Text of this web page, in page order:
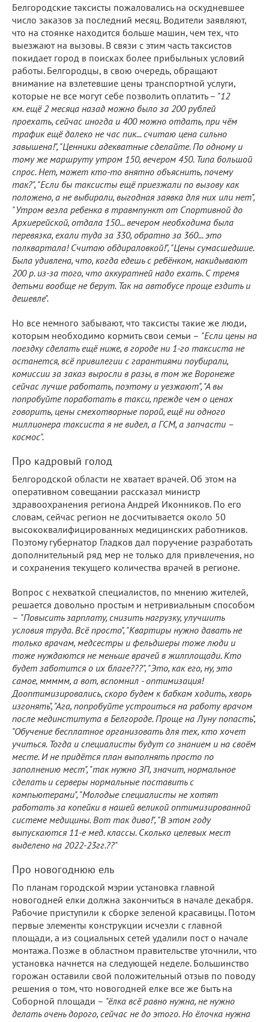
Белгородские таксисты пожаловались на оскудневшее
число заказов за последний месяц. Водители заявляют,
что на стоянке находится больше машин, чем тех, что
выезжают на вызовы. В связи с этим часть таксистов
покидает город в поисках более прибыльных условий
работы. Белгородцы, в свою очередь, обращают
внимание на взлетевшие цены транспортной услуги,
которые не все могут себе позволить оплатить – "12
км. ещё 2 месяца назад можно было за 200 рублей
проехать, сейчас иногда и 400 можно отдать, при чём
трафик ещё далеко не час пик... считаю цена сильно
завышена!", "Ценники адекватные сделайте. По одному и
тому же маршруту утром 150, вечером 450. Типа большой
спрос. Нет, может кто-то внятно объяснить, почему
так?", "Если бы таксисты ещё приезжали по вызову как
положено, а не выбирали, выгодная заявка для них или нет",
"Утром везла ребенка в травмпункт от Спортивной до
Архиерейской, отдала 150... вечером необходима была
перевязка, ехали туда за 330, обратно за 360... это
полквартала! Считаю обдираловкой!", "Цены сумасшедшие.
Была удивлена, что, когда едешь с ребёнком, накидывают
200 р. из-за того, что аккуратней надо ехать. С тремя
детьми вообще не берут. Так на автобусе проще ездить и
дешевле".
Но все немного забывают, что таксисты такие же люди,
которым необходимо кормить свои семьи – "Если цены на
поездку сделать ещё ниже, в городе ни 1-го таксиста не
останется, всё привилегии с гарантиями поубирали,
комиссии за заказ выросли в разы, в том же Воронеже
сейчас лучше работать, поэтому и уезжают", "А вы
попробуйте поработать в такси, прежде чем о ценах
говорить, цены смехотворные порой, ещё ни одного
миллионера таксиста я не видел, а ГСМ, а запчасти –
космос".
Про кадровый голод
Белгородской области не хватает врачей. Об этом на
оперативном совещании рассказал министр
здравоохранения региона Андрей Иконников. По его
словам, сейчас регион не досчитывается около 50
высококвалифицированных медицинских работников.
Поэтому губернатор Гладков дал поручение разработать
дополнительный ряд мер не только для привлечения, но
и сохранения текущего количества врачей в регионе.
Вопрос с нехваткой специалистов, по мнению жителей,
решается довольно простым и нетривиальным способом
– "Повысить зарплату, снизить нагрузку, улучшить
условия труда. Всё просто", "Квартиры нужно давать не
только врачам, медсестры и фельдшеры тоже люди и
тоже нуждаются не меньше врачей в жилплощади. Кто
будет заботится о их благе???", "Это, как его, ну, это
самое, ммммм, а вот, вспомнил - оптимизация!
Дооптимизировались, скоро будем к бабкам ходить, хворь
изгонять", "Ага, попробуйте устроиться на работу врачом
после мединститута в Белгороде. Проще на Луну попасть",
"Обучение бесплатное организовать для тех, кто хочет
учиться. Тогда и специалисты будут со знанием и на своём
месте. И не придётся план выполнять просто по
заполнению мест", "так нужно ЗП, значит, нормальное
сделать и серверы нормальные поставить с
компьютерами", "Молодые специалисты не хотят
работать за копейки в нашей великой оптимизированной
системе медицины. Вот так диво!", "В этом году
выпускаются 11-е мед. классы. Сколько целевых мест
выделено на 2022-23гг.??"
Про новогоднюю ель
По планам городской мэрии установка главной
новогодней елки должна закончиться в начале декабря.
Рабочие приступили к сборке зеленой красавицы. Потом
первые элементы конструкции исчезли с главной
площади, а из социальных сетей удалили пост о начале
монтажа. Позже в областном правительстве уточнили, что
установка начнется на следующей неделе. Большинство
горожан оставили свой положительный отзыв по поводу
решения о том, что новогодней елке все же быть на
Соборной площади – "ёлка всё равно нужна, не нужно
делать очень дорого, сейчас не до этого. Но ёлочка нужна